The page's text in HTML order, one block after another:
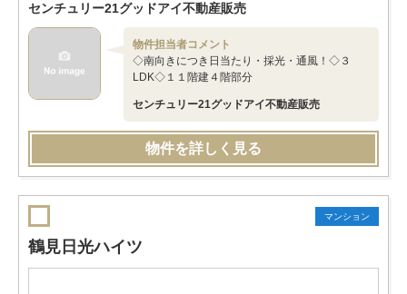
センチュリー21グッドアイ不動産販売
物件担当者コメント
◇南向きにつき日当たり・採光・通風！◇３
LDK◇１１階建４階部分
センチュリー21グッドアイ不動産販売
物件を詳しく見る
マンション
鶴見日光ハイツ